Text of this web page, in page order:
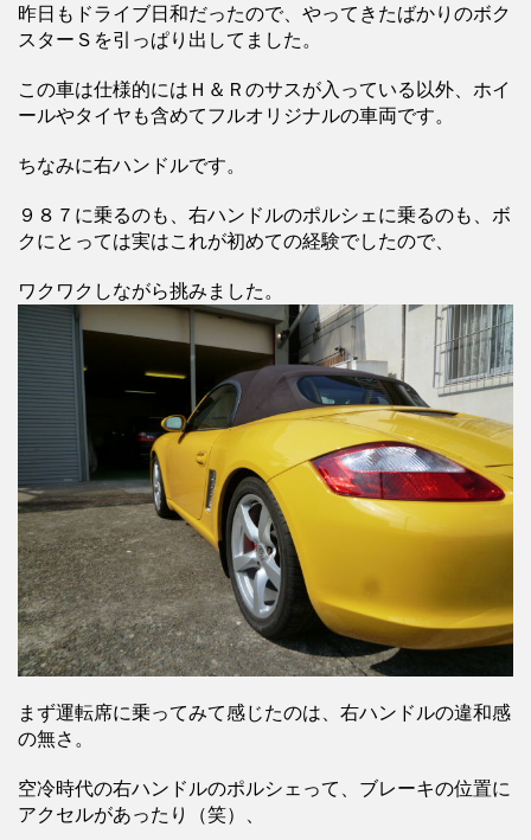
昨日もドライブ日和だったので、やってきたばかりのボク
スターＳを引っぱり出してました。
この車は仕様的にはＨ＆Ｒのサスが入っている以外、ホイ
ールやタイヤも含めてフルオリジナルの車両です。
ちなみに右ハンドルです。
９８７に乗るのも、右ハンドルのポルシェに乗るのも、ボ
クにとっては実はこれが初めての経験でしたので、
ワクワクしながら挑みました。
まず運転席に乗ってみて感じたのは、右ハンドルの違和感
の無さ。
空冷時代の右ハンドルのポルシェって、ブレーキの位置に
アクセルがあったり（笑）、